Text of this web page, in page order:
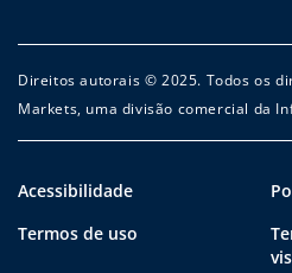
Direitos autorais © 2025. Todos os
Markets, uma divisão comercial da
Acessibilidade
Termos de uso